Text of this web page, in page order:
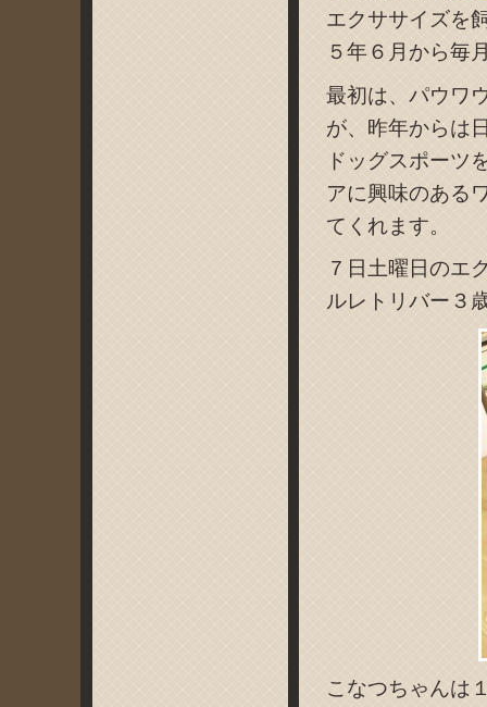
エクササイズを
５年６月から毎
最初は、パウワ
が、昨年からは
ドッグスポーツ
アに興味のある
てくれます。
７日土曜日のエ
ルレトリバー３
こなつちゃんは